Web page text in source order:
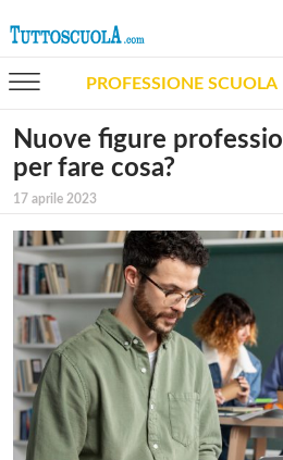
PROFESSIONE SCUOLA
Nuove figure
per fare cosa?
17 aprile 2023